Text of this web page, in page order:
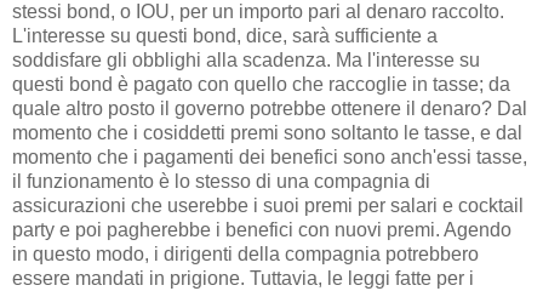
stessi bond, o IOU, per un importo pari al denaro raccolto.
L'interesse su questi bond, dice, sarà sufficiente a
soddisfare gli obblighi alla scadenza. Ma l'interesse su
questi bond è pagato con quello che raccoglie in tasse; da
quale altro posto il governo potrebbe ottenere il denaro? Dal
momento che i cosiddetti premi sono soltanto le tasse, e dal
momento che i pagamenti dei benefici sono anch'essi tasse,
il funzionamento è lo stesso di una compagnia di
assicurazioni che userebbe i suoi premi per salari e cocktail
party e poi pagherebbe i benefici con nuovi premi. Agendo
in questo modo, i dirigenti della compagnia potrebbero
essere mandati in prigione. Tuttavia, le leggi fatte per i